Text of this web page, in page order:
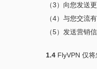
（3）向您发送
（4）与您交流
（5）发送营销
1.4FlyVPN 仅将